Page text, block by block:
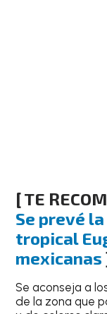
[ TE
Se prevé
tropical
mexicanas
Se aconseja a
de la zona que